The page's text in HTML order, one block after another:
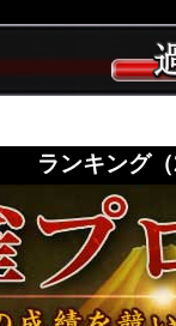
ランキング（